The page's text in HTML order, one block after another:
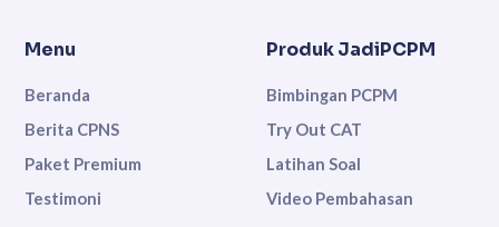
Menu
Beranda
Berita CPNS
Paket Premium
Testimoni
Produk JadiPCPM
Bimbingan PCPM
Try Out CAT
Latihan Soal
Video Pembahasan